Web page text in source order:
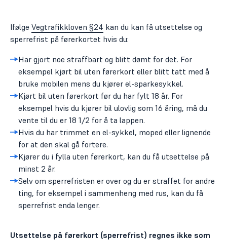
Ifølge Vegtrafikkloven §24 kan du kan få utsettelse og
sperrefrist på førerkortet hvis du:
Har gjort noe straffbart og blitt dømt for det. For
eksempel kjørt bil uten førerkort eller blitt tatt med å
bruke mobilen mens du kjører el-sparkesykkel.
Kjørt bil uten førerkort før du har fylt 18 år. For
eksempel hvis du kjører bil ulovlig som 16 åring, må du
vente til du er 18 1/2 for å ta lappen.
Hvis du har trimmet en el-sykkel, moped eller lignende
for at den skal gå fortere.
Kjører du i fylla uten førerkort, kan du få utsettelse på
minst 2 år.
Selv om sperrefristen er over og du er straffet for andre
ting, for eksempel i sammenheng med rus, kan du få
sperrefrist enda lenger.
Utsettelse på førerkort (sperrefrist) regnes ikke som